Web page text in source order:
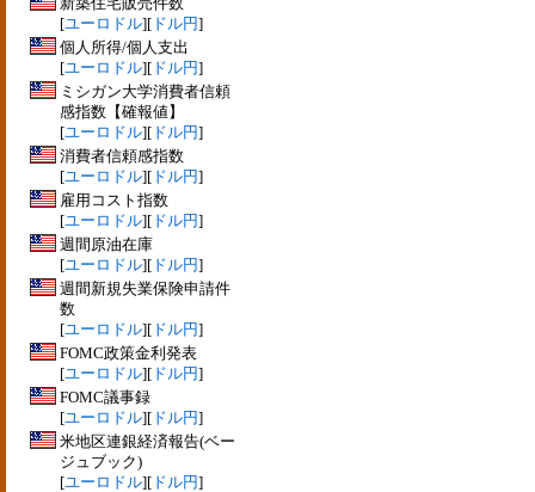
[ユーロドル][ ドル円]
個人所得/個人支出
[ユーロドル][ ドル円]
ミシガン大学消費者信頼
感指数【確報値】
[ユーロドル][ ドル円]
消費者信頼感指数
[ユーロドル][ ドル円]
雇用コスト指数
[ユーロドル][ ドル円]
週間原油在庫
[ユーロドル][ ドル円]
週間新規失業保険申請件
数
[ユーロドル][ ドル円]
FOMC政策金利発表
[ユーロドル][ ドル円]
FOMC議事録
[ユーロドル][ ドル円]
米地区連銀経済報告(ベー
ジュブック)
[ユーロドル][ ドル円]